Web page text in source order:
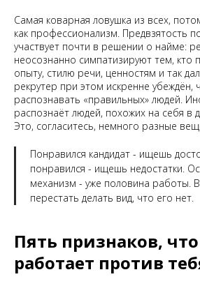
Самая коварная ловушка из всех,
как профессионализм. Предвзятость
участвует почти в решении о найме:
неосознанно симпатизируют тем, кто
опыту, стилю речи, ценностям и так
рекрутер при этом искренне убеждён,
распознавать «правильных» людей.
распознаёт людей, похожих на себя в
Это, согласитесь, немного разные
Понравился кандидат - ищешь
понравился - ищешь недостатки.
механизм - уже половина работы.
перестать делать вид, что его нет.
Пять признаков,
работает против